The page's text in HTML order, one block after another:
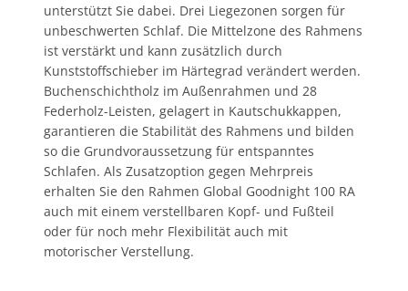
unterstützt Sie dabei. Drei Liegezonen sorgen für
unbeschwerten Schlaf. Die Mittelzone des Rahmens
ist verstärkt und kann zusätzlich durch
Kunststoffschieber im Härtegrad verändert werden.
Buchenschichtholz im Außenrahmen und 28
Federholz-Leisten, gelagert in Kautschukkappen,
garantieren die Stabilität des Rahmens und bilden
so die Grundvoraussetzung für entspanntes
Schlafen. Als Zusatzoption gegen Mehrpreis
erhalten Sie den Rahmen Global Goodnight 100 RA
auch mit einem verstellbaren Kopf- und Fußteil
oder für noch mehr Flexibilität auch mit
motorischer Verstellung.